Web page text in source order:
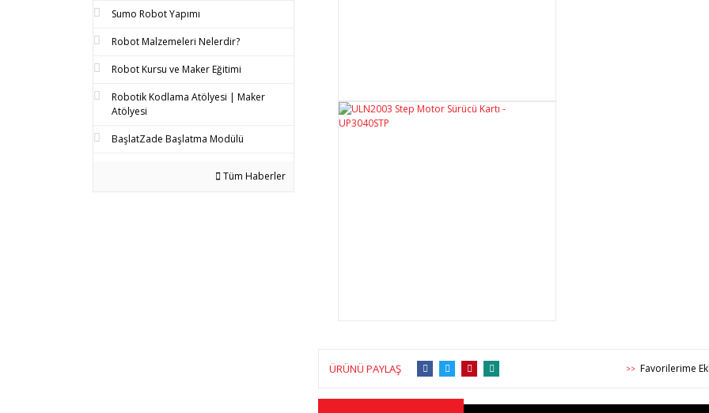
Sumo Robot Yapımı
Robot Malzemeleri Nelerdir?
Robot Kursu ve Maker Eğitimi
Robotik Kodlama Atölyesi | Maker
Atölyesi
BaşlatZade Başlatma Modülü
Tüm Haberler
ÜRÜNÜ PAYLAŞ >>